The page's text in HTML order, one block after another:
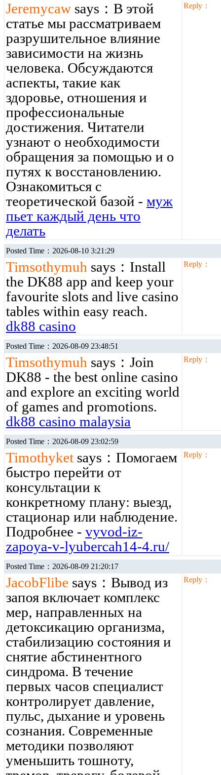
Jeremycaw says：В этой
статье мы рассматриваем
разрушительное влияние
зависимости на жизнь
человека. Обсуждаются
аспекты, такие как
здоровье, отношения и
профессиональные
достижения. Читатели
узнают о необходимости
обращения за помощью и о
путях к восстановлению.
Ознакомиться с
теоретической базой - муж
пьет каждый день что
делать
Reply：
Posted Time：2026-08-10 3:21:29
Timsothymuh says：Install
the DK88 app and keep your
favourite slots and live casino
tables within easy reach.
dk88 casino
Reply：
Posted Time：2026-08-09 23:48:51
Timsothymuh says：Join
DK88 - the best online casino
and explore an exciting world
of games and promotions.
dk88 casino malaysia
Reply：
Posted Time：2026-08-09 23:02:59
Timothyket says：Помогаем
быстро перейти от
консультации к
конкретному плану: выезд,
стационар или наблюдение.
Подробнее - vyvod-iz-
zapoya-v-lyubercah14-4.ru/
Reply：
Posted Time：2026-08-09 21:20:17
JacobFlibe says：Вывод из
запоя включает комплекс
мер, направленных на
детоксикацию организма,
стабилизацию состояния и
снятие абстинентного
синдрома. В течение
первых часов специалист
контролирует давление,
пульс, дыхание и уровень
сознания. Современные
методики позволяют
уменьшить тошноту,
Reply：